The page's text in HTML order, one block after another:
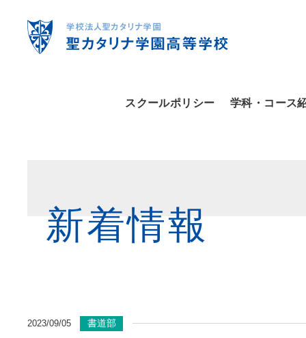
スクールポリシー 学科・コース
新着情報
2023/09/05 書道部